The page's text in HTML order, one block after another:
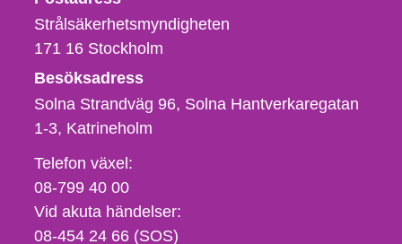
Strålsäkerhetsmyndigheten
171 16 Stockholm
Besöksadress
Solna Strandväg 96, Solna Hantverkaregatan
1-3 Katrineholm
Telefon,
fax
och
e-
Telefon växel:
08-799 40 00
Vid akuta händelser:
08-454 24 66 (SOS)